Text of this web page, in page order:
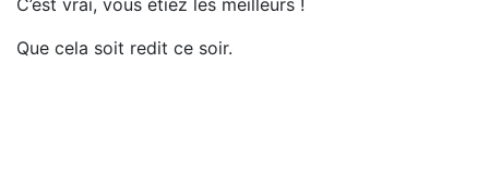
C’est vrai, vous étiez les meilleurs !
Que cela soit redit ce soir.